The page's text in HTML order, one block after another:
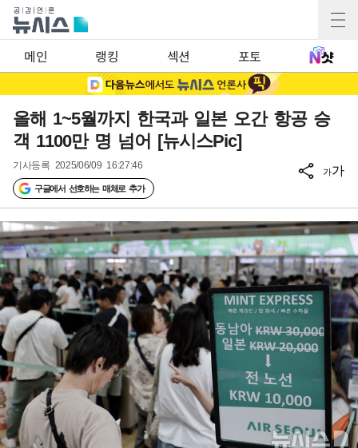
메인 랭킹 섹션 포토
올해 1~5월까지 한국과 일본 오간 항공 승
객 1100만 명 넘어 [뉴시스Pic]
기사등록 2025/06/09 16:27:46
구글에서 선호하는 매체로 추가
가가